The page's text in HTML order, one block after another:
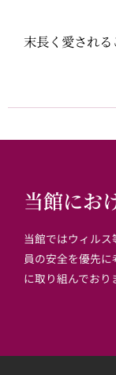
末長く愛され
当館にお
当館ではウィル
員の安全を優先
に取り組んでおり